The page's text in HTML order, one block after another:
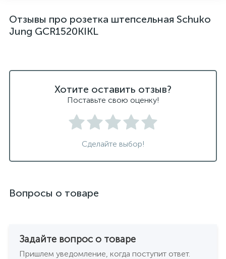
Отзывы про розетка штепсельная Schuko
Jung GCR1520KIKL
Хотите оставить отзыв?
Поставьте свою оценку!
Сделайте выбор!
Вопросы о товаре
Задайте вопрос о товаре
Пришлем уведомление, когда поступит ответ.